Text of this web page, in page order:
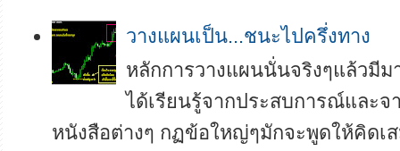
วางแผนเป็น...ชนะไปครึ่งทาง
หลักการวางแผนนั่นจริงๆแล้วมีม
ได้เรียนรู้จากประสบการณ์และจ
หนังสือต่างๆ กฏข้อใหญ่ๆมักจะพูดให้คิดเส